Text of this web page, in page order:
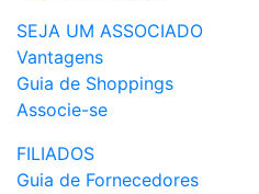
SEJA UM ASSOCIADO
Vantagens
Guia de Shoppings
Associe-se
FILIADOS
Guia de Fornecedores